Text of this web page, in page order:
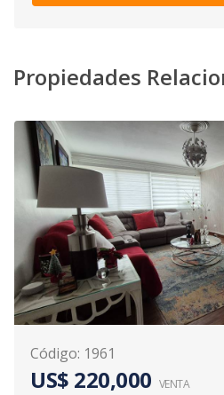
Propiedades
Código: 1961
US$ 220,000 VENTA